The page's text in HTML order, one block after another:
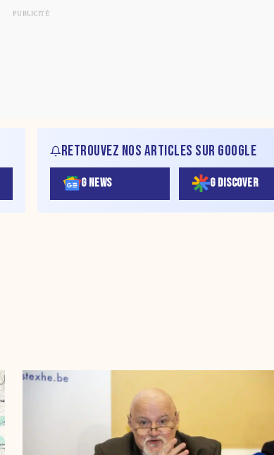
RETROUVEZ NOS ARTICLES SUR GOOGLE
G NEWS G DISCOVER